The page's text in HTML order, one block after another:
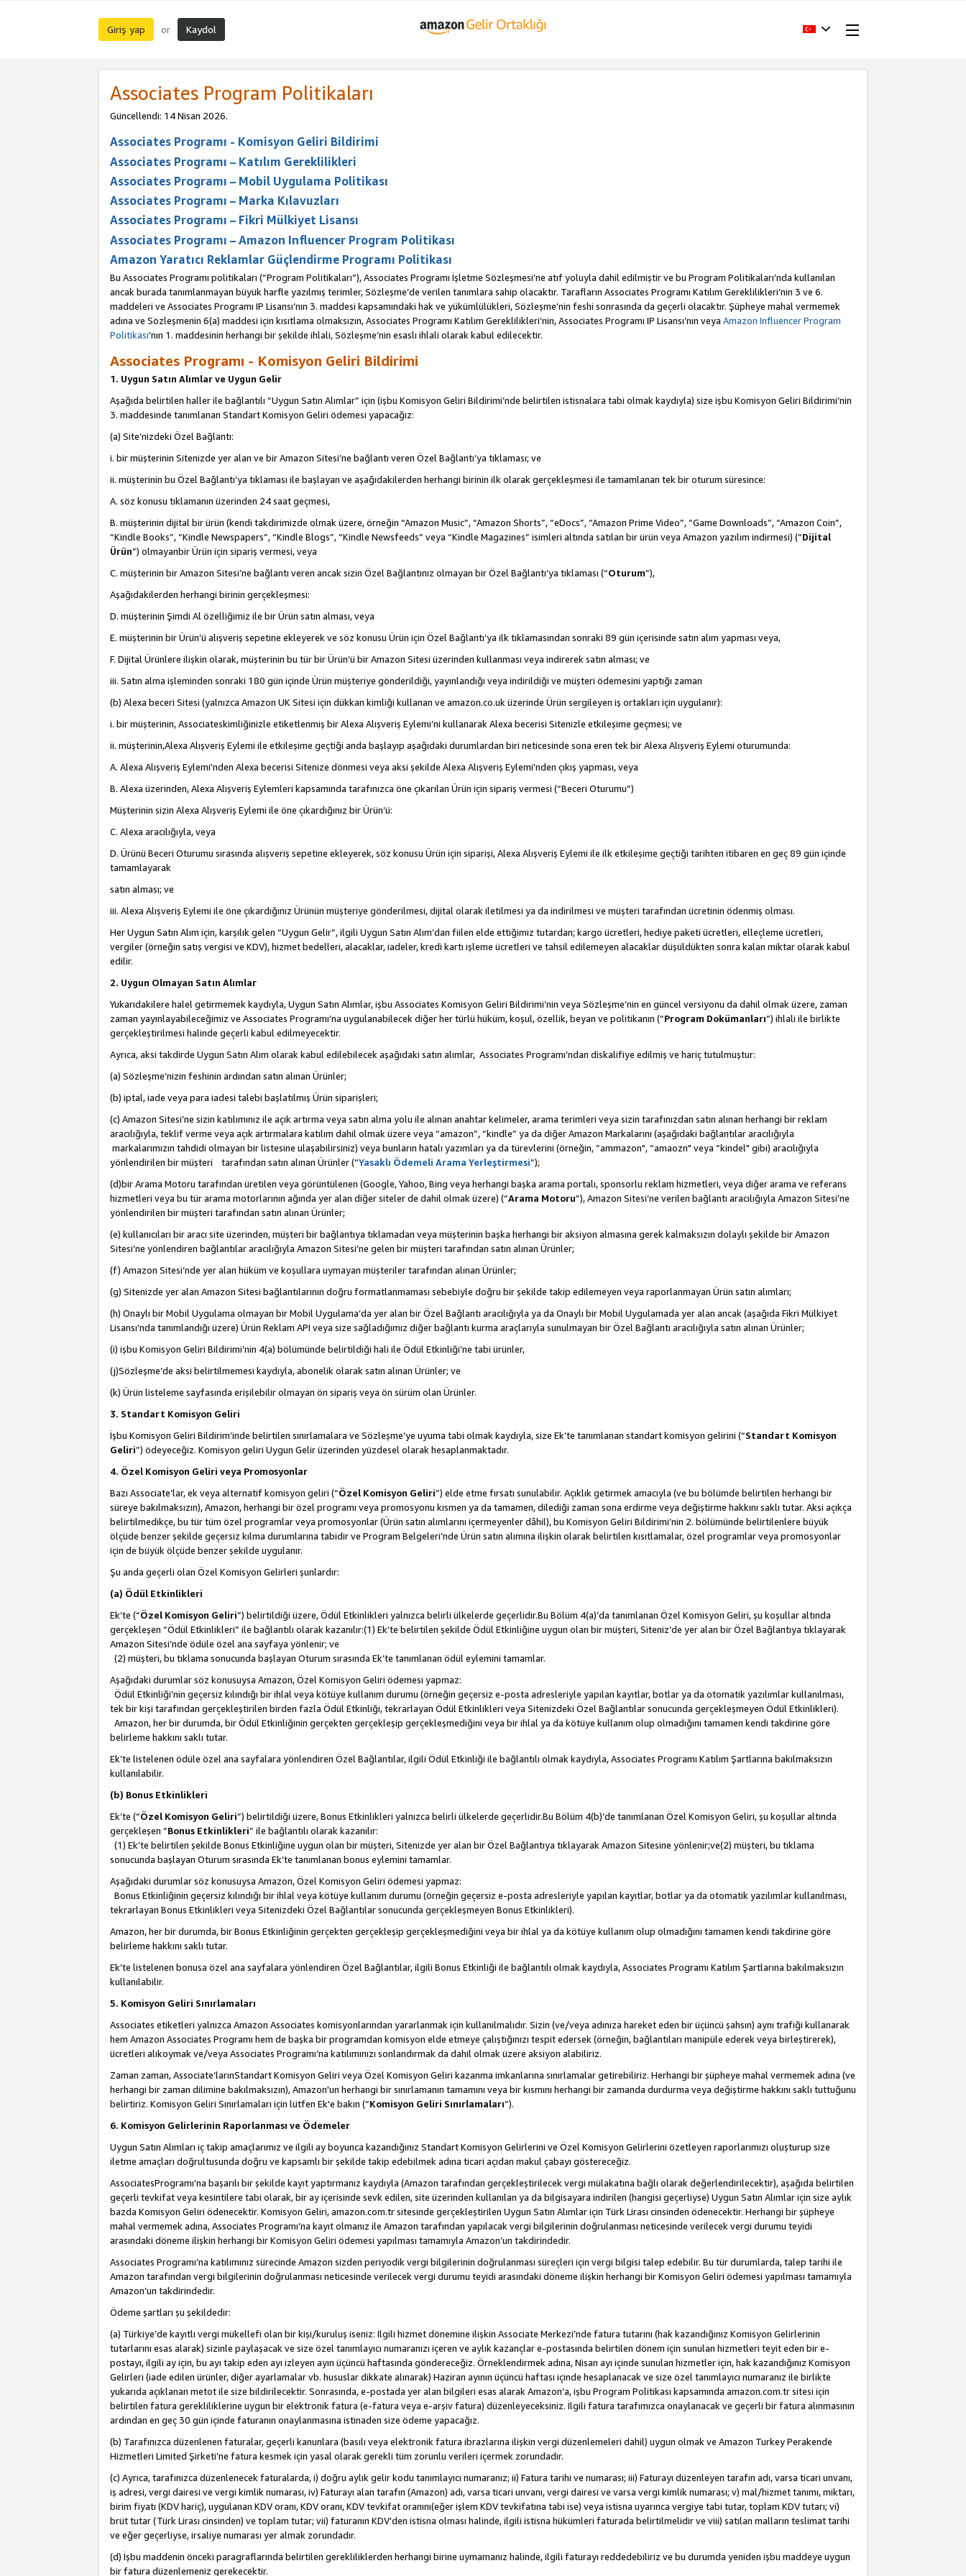
Giriş yap or Kaydol
Associates Program Politikaları
Güncellendi: 14 Nisan 2026.
Associates Programı - Komisyon Geliri Bildirimi
Associates Programı – Katılım Gereklilikleri
Associates Programı – Mobil Uygulama Politikası
Associates Programı – Marka Kılavuzları
Associates Programı – Fikri Mülkiyet Lisansı
Associates Programı – Amazon Influencer Program Politikası
Amazon Yaratıcı Reklamlar Güçlendirme Programı Politikası
Bu Associates Programı politikaları (“Program Politikaları”), Associates Programı İşletme Sözleşmesi’ne atıf yoluyla dahil edilmiştir ve bu Program Politikaları’nda kullanılan
ancak burada tanımlanmayan büyük harfle yazılmış terimler, Sözleşme’de verilen tanımlara sahip olacaktır. Tarafların Associates Programı Katılım Gereklilikleri’nin 3 ve 6.
maddeleri ve Associates Programı IP Lisansı’nın 3. maddesi kapsamındaki hak ve yükümlülükleri, Sözleşme’nin feshi sonrasında da geçerli olacaktır. Şüpheye mahal vermemek
adına ve Sözleşmenin 6(a) maddesi için kısıtlama olmaksızın, Associates Programı Katılım Gereklilikleri’nin, Associates Programı IP Lisansı’nın veya Amazon Influencer Program
Politikası’nın 1. maddesinin herhangi bir şekilde ihlali, Sözleşme’nin esaslı ihlali olarak kabul edilecektir.
Associates Programı - Komisyon Geliri Bildirimi
1. Uygun Satın Alımlar ve Uygun Gelir
Aşağıda belirtilen haller ile bağlantılı “Uygun Satın Alımlar” için (işbu Komisyon Geliri Bildirimi’nde belirtilen istisnalara tabi olmak kaydıyla) size işbu Komisyon Geliri Bildirimi’nin
3. maddesinde tanımlanan Standart Komisyon Geliri ödemesi yapacağız:
(a) Site’nizdeki Özel Bağlantı:
i. bir müşterinin Sitenizde yer alan ve bir Amazon Sitesi’ne bağlantı veren Özel Bağlantı’ya tıklaması; ve
ii. müşterinin bu Özel Bağlantı’ya tıklaması ile başlayan ve aşağıdakilerden herhangi birinin ilk olarak gerçekleşmesi ile tamamlanan tek bir oturum süresince:
A. söz konusu tıklamanın üzerinden 24 saat geçmesi,
B. müşterinin dijital bir ürün (kendi takdirimizde olmak üzere, örneğin “Amazon Music”, “Amazon Shorts”, “eDocs”, “Amazon Prime Video”, “Game Downloads”, “Amazon Coin”,
“Kindle Books”, “Kindle Newspapers”, “Kindle Blogs”, “Kindle Newsfeeds” veya “Kindle Magazines” isimleri altında satılan bir ürün veya Amazon yazılım indirmesi) (“Dijital
Ürün”) olmayanbir Ürün için sipariş vermesi, veya
C. müşterinin bir Amazon Sitesi’ne bağlantı veren ancak sizin Özel Bağlantınız olmayan bir Özel Bağlantı’ya tıklaması (“Oturum”),
Aşağıdakilerden herhangi birinin gerçekleşmesi:
D. müşterinin Şimdi Al özelliğimiz ile bir Ürün satın alması, veya
E. müşterinin bir Ürün’ü alışveriş sepetine ekleyerek ve söz konusu Ürün için Özel Bağlantı’ya ilk tıklamasından sonraki 89 gün içerisinde satın alım yapması veya,
F. Dijital Ürünlere ilişkin olarak, müşterinin bu tür bir Ürün’ü bir Amazon Sitesi üzerinden kullanması veya indirerek satın alması; ve
iii. Satın alma işleminden sonraki 180 gün içinde Ürün müşteriye gönderildiği, yayınlandığı veya indirildiği ve müşteri ödemesini yaptığı zaman
(b) Alexa beceri Sitesi (yalnızca Amazon UK Sitesi için dükkan kimliği kullanan ve amazon.co.uk üzerinde Ürün sergileyen iş ortakları için uygulanır):
i. bir müşterinin, Associateskimliğinizle etiketlenmiş bir Alexa Alışveriş Eylemi’ni kullanarak Alexa becerisi Sitenizle etkileşime geçmesi; ve
ii. müşterinin,Alexa Alışveriş Eylemi ile etkileşime geçtiği anda başlayıp aşağıdaki durumlardan biri neticesinde sona eren tek bir Alexa Alışveriş Eylemi oturumunda:
A. Alexa Alışveriş Eylemi'nden Alexa becerisi Sitenize dönmesi veya aksi şekilde Alexa Alışveriş Eylemi'nden çıkış yapması, veya
B. Alexa üzerinden, Alexa Alışveriş Eylemleri kapsamında tarafınızca öne çıkarılan Ürün için sipariş vermesi (“Beceri Oturumu”)
Müşterinin sizin Alexa Alışveriş Eylemi ile öne çıkardığınız bir Ürün’ü:
C. Alexa aracılığıyla, veya
D. Ürünü Beceri Oturumu sırasında alışveriş sepetine ekleyerek, söz konusu Ürün için siparişi, Alexa Alışveriş Eylemi ile ilk etkileşime geçtiği tarihten itibaren en geç 89 gün içinde
tamamlayarak
satın alması; ve
iii. Alexa Alışveriş Eylemi ile öne çıkardığınız Ürünün müşteriye gönderilmesi, dijital olarak iletilmesi ya da indirilmesi ve müşteri tarafından ücretinin ödenmiş olması.
Her Uygun Satın Alım için, karşılık gelen “Uygun Gelir”, ilgili Uygun Satın Alım’dan fiilen elde ettiğimiz tutardan; kargo ücretleri, hediye paketi ücretleri, elleçleme ücretleri,
vergiler (örneğin satış vergisi ve KDV), hizmet bedelleri, alacaklar, iadeler, kredi kartı işleme ücretleri ve tahsil edilemeyen alacaklar düşüldükten sonra kalan miktar olarak kabul
edilir.
2. Uygun Olmayan Satın Alımlar
Yukarıdakilere halel getirmemek kaydıyla, Uygun Satın Alımlar, işbu Associates Komisyon Geliri Bildirimi’nin veya Sözleşme’nin en güncel versiyonu da dahil olmak üzere, zaman
zaman yayınlayabileceğimiz ve Associates Programı’na uygulanabilecek diğer her türlü hüküm, koşul, özellik, beyan ve politikanın (“Program Dokümanları”) ihlali ile birlikte
gerçekleştirilmesi halinde geçerli kabul edilmeyecektir.
Ayrıca, aksi takdirde Uygun Satın Alım olarak kabul edilebilecek aşağıdaki satın alımlar, Associates Programı’ndan diskalifiye edilmiş ve hariç tutulmuştur:
(a) Sözleşme’nizin feshinin ardından satın alınan Ürünler;
(b) iptal, iade veya para iadesi talebi başlatılmış Ürün siparişleri;
(c) Amazon Sitesi’ne sizin katılımınız ile açık artırma veya satın alma yolu ile alınan anahtar kelimeler, arama terimleri veya sizin tarafınızdan satın alınan herhangi bir reklam
aracılığıyla, teklif verme veya açık artırmalara katılım dahil olmak üzere veya “amazon”, “kindle” ya da diğer Amazon Markalarını (aşağıdaki bağlantılar aracılığıyla
markalarımızın tahdidi olmayan bir listesine ulaşabilirsiniz) veya bunların hatalı yazımları ya da türevlerini (örneğin, “ammazon", “amaozn" veya “kindel" gibi) aracılığıyla
yönlendirilen bir müşteri tarafından satın alınan Ürünler (“Yasaklı Ödemeli Arama Yerleştirmesi”);
(d)bir Arama Motoru tarafından üretilen veya görüntülenen (Google, Yahoo, Bing veya herhangi başka arama portalı, sponsorlu reklam hizmetleri, veya diğer arama ve referans
hizmetleri veya bu tür arama motorlarının ağında yer alan diğer siteler de dahil olmak üzere) (“Arama Motoru”), Amazon Sitesi’ne verilen bağlantı aracılığıyla Amazon Sitesi’ne
yönlendirilen bir müşteri tarafından satın alınan Ürünler;
(e) kullanıcıları bir aracı site üzerinden, müşteri bir bağlantıya tıklamadan veya müşterinin başka herhangi bir aksiyon almasına gerek kalmaksızın dolaylı şekilde bir Amazon
Sitesi’ne yönlendiren bağlantılar aracılığıyla Amazon Sitesi’ne gelen bir müşteri tarafından satın alınan Ürünler;
(f) Amazon Sitesi’nde yer alan hüküm ve koşullara uymayan müşteriler tarafından alınan Ürünler;
(g) Sitenizde yer alan Amazon Sitesi bağlantılarının doğru formatlanmaması sebebiyle doğru bir şekilde takip edilemeyen veya raporlanmayan Ürün satın alımları;
(h) Onaylı bir Mobil Uygulama olmayan bir Mobil Uygulama’da yer alan bir Özel Bağlantı aracılığıyla ya da Onaylı bir Mobil Uygulamada yer alan ancak (aşağıda Fikri Mülkiyet
Lisansı’nda tanımlandığı üzere) Ürün Reklam API veya size sağladığımız diğer bağlantı kurma araçlarıyla sunulmayan bir Özel Bağlantı aracılığıyla satın alınan Ürünler;
(i) işbu Komisyon Geliri Bildirimi’nin 4(a) bölümünde belirtildiği hali ile Ödül Etkinliği’ne tabi ürünler,
(j)Sözleşme’de aksi belirtilmemesi kaydıyla, abonelik olarak satın alınan Ürünler; ve
(k) Ürün listeleme sayfasında erişilebilir olmayan ön sipariş veya ön sürüm olan Ürünler.
3. Standart Komisyon Geliri
İşbu Komisyon Geliri Bildirim’inde belirtilen sınırlamalara ve Sözleşme’ye uyuma tabi olmak kaydıyla, size Ek’te tanımlanan standart komisyon gelirini (“Standart Komisyon
Geliri”) ödeyeceğiz. Komisyon geliri Uygun Gelir üzerinden yüzdesel olarak hesaplanmaktadır.
4. Özel Komisyon Geliri veya Promosyonlar
Bazı Associate’lar, ek veya alternatif komisyon geliri (“Özel Komisyon Geliri”) elde etme fırsatı sunulabilir. Açıklık getirmek amacıyla (ve bu bölümde belirtilen herhangi bir
süreye bakılmaksızın), Amazon, herhangi bir özel programı veya promosyonu kısmen ya da tamamen, dilediği zaman sona erdirme veya değiştirme hakkını saklı tutar. Aksi açıkça
belirtilmedikçe, bu tür tüm özel programlar veya promosyonlar (Ürün satın alımlarını içermeyenler dâhil), bu Komisyon Geliri Bildirimi’nin 2. bölümünde belirtilenlere büyük
ölçüde benzer şekilde geçersiz kılma durumlarına tabidir ve Program Belgeleri’nde Ürün satın alımına ilişkin olarak belirtilen kısıtlamalar, özel programlar veya promosyonlar
için de büyük ölçüde benzer şekilde uygulanır.
Şu anda geçerli olan Özel Komisyon Gelirleri şunlardır:
(a) Ödül Etkinlikleri
Ek’te (“Özel Komisyon Geliri”) belirtildiği üzere, Ödül Etkinlikleri yalnızca belirli ülkelerde geçerlidir.Bu Bölüm 4(a)’da tanımlanan Özel Komisyon Geliri, şu koşullar altında
gerçekleşen “Ödül Etkinlikleri” ile bağlantılı olarak kazanılır:(1) Ek’te belirtilen şekilde Ödül Etkinliğine uygun olan bir müşteri, Siteniz’de yer alan bir Özel Bağlantıya tıklayarak
Amazon Sitesi’nde ödüle özel ana sayfaya yönlenir; ve
(2) müşteri, bu tıklama sonucunda başlayan Oturum sırasında Ek’te tanımlanan ödül eylemini tamamlar.
Aşağıdaki durumlar söz konusuysa Amazon, Özel Komisyon Geliri ödemesi yapmaz:
Ödül Etkinliği’nin geçersiz kılındığı bir ihlal veya kötüye kullanım durumu (örneğin geçersiz e-posta adresleriyle yapılan kayıtlar, botlar ya da otomatik yazılımlar kullanılması,
tek bir kişi tarafından gerçekleştirilen birden fazla Ödül Etkinliği, tekrarlayan Ödül Etkinlikleri veya Sitenizdeki Özel Bağlantılar sonucunda gerçekleşmeyen Ödül Etkinlikleri).
Amazon, her bir durumda, bir Ödül Etkinliğinin gerçekten gerçekleşip gerçekleşmediğini veya bir ihlal ya da kötüye kullanım olup olmadığını tamamen kendi takdirine göre
belirleme hakkını saklı tutar.
Ek’te listelenen ödüle özel ana sayfalara yönlendiren Özel Bağlantılar, ilgili Ödül Etkinliği ile bağlantılı olmak kaydıyla, Associates Programı Katılım Şartlarına bakılmaksızın
kullanılabilir.
(b) Bonus Etkinlikleri
Ek’te (“Özel Komisyon Geliri”) belirtildiği üzere, Bonus Etkinlikleri yalnızca belirli ülkelerde geçerlidir.Bu Bölüm 4(b)’de tanımlanan Özel Komisyon Geliri, şu koşullar altında
gerçekleşen “Bonus Etkinlikleri” ile bağlantılı olarak kazanılır:
(1) Ek’te belirtilen şekilde Bonus Etkinliğine uygun olan bir müşteri, Sitenizde yer alan bir Özel Bağlantıya tıklayarak Amazon Sitesine yönlenir;ve(2) müşteri, bu tıklama
sonucunda başlayan Oturum sırasında Ek’te tanımlanan bonus eylemini tamamlar.
Aşağıdaki durumlar söz konusuysa Amazon, Özel Komisyon Geliri ödemesi yapmaz:
Bonus Etkinliğinin geçersiz kılındığı bir ihlal veya kötüye kullanım durumu (örneğin geçersiz e-posta adresleriyle yapılan kayıtlar, botlar ya da otomatik yazılımlar kullanılması,
tekrarlayan Bonus Etkinlikleri veya Sitenizdeki Özel Bağlantılar sonucunda gerçekleşmeyen Bonus Etkinlikleri).
Amazon, her bir durumda, bir Bonus Etkinliğinin gerçekten gerçekleşip gerçekleşmediğini veya bir ihlal ya da kötüye kullanım olup olmadığını tamamen kendi takdirine göre
belirleme hakkını saklı tutar.
Ek’te listelenen bonusa özel ana sayfalara yönlendiren Özel Bağlantılar, ilgili Bonus Etkinliği ile bağlantılı olmak kaydıyla, Associates Programı Katılım Şartlarına bakılmaksızın
kullanılabilir.
5. Komisyon Geliri Sınırlamaları
Associates etiketleri yalnızca Amazon Associates komisyonlarından yararlanmak için kullanılmalıdır. Sizin (ve/veya adınıza hareket eden bir üçüncü şahsın) aynı trafiği kullanarak
hem Amazon Associates Programı hem de başka bir programdan komisyon elde etmeye çalıştığınızı tespit edersek (örneğin, bağlantıları manipüle ederek veya birleştirerek),
ücretleri alıkoymak ve/veya Associates Programı’na katılımınızı sonlandırmak da dahil olmak üzere aksiyon alabiliriz.
Zaman zaman, Associate’larınStandart Komisyon Geliri veya Özel Komisyon Geliri kazanma imkanlarına sınırlamalar getirebiliriz. Herhangi bir şüpheye mahal vermemek adına (ve
herhangi bir zaman dilimine bakılmaksızın), Amazon'un herhangi bir sınırlamanın tamamını veya bir kısmını herhangi bir zamanda durdurma veya değiştirme hakkını saklı tuttuğunu
belirtiriz. Komisyon Geliri Sınırlamaları için lütfen Ek'e bakın (“Komisyon Geliri Sınırlamaları”).
6. Komisyon Gelirlerinin Raporlanması ve Ödemeler
Uygun Satın Alımları iç takip amaçlarımız ve ilgili ay boyunca kazandığınız Standart Komisyon Gelirlerini ve Özel Komisyon Gelirlerini özetleyen raporlarımızı oluşturup size
iletme amaçları doğrultusunda doğru ve kapsamlı bir şekilde takip edebilmek adına ticari açıdan makul çabayı göstereceğiz.
AssociatesProgramı’na başarılı bir şekilde kayıt yaptırmanız kaydıyla (Amazon tarafından gerçekleştirilecek vergi mülakatına bağlı olarak değerlendirilecektir), aşağıda belirtilen
geçerli tevkifat veya kesintilere tabi olarak, bir ay içerisinde sevk edilen, site üzerinden kullanılan ya da bilgisayara indirilen (hangisi geçerliyse) Uygun Satın Alımlar için size aylık
bazda Komisyon Geliri ödenecektir. Komisyon Geliri, amazon.com.tr sitesinde gerçekleştirilen Uygun Satın Alımlar için Türk Lirası cinsinden ödenecektir. Herhangi bir şüpheye
mahal vermemek adına, Associates Programı’na kayıt olmanız ile Amazon tarafından yapılacak vergi bilgilerinin doğrulanması neticesinde verilecek vergi durumu teyidi
arasındaki döneme ilişkin herhangi bir Komisyon Geliri ödemesi yapılması tamamıyla Amazon’un takdirindedir.
Associates Programı’na katılımınız sürecinde Amazon sizden periyodik vergi bilgilerinin doğrulanması süreçleri için vergi bilgisi talep edebilir. Bu tür durumlarda, talep tarihi ile
Amazon tarafından vergi bilgilerinin doğrulanması neticesinde verilecek vergi durumu teyidi arasındaki döneme ilişkin herhangi bir Komisyon Geliri ödemesi yapılması tamamıyla
Amazon’un takdirindedir.
Ödeme şartları şu şekildedir:
(a) Türkiye’de kayıtlı vergi mükellefi olan bir kişi/kuruluş iseniz: İlgili hizmet dönemine ilişkin Associate Merkezi’nde fatura tutarını (hak kazandığınız Komisyon Gelirlerinin
tutarlarını esas alarak) sizinle paylaşacak ve size özel tanımlayıcı numaranızı içeren ve aylık kazançlar e-postasında belirtilen dönem için sunulan hizmetleri teyit eden bir e-
postayı, ilgili ay için, bu ayı takip eden ayı izleyen ayın üçüncü haftasında göndereceğiz. Örneklendirmek adına, Nisan ayı içinde sunulan hizmetler için, hak kazandığınız Komisyon
Gelirleri (iade edilen ürünler, diğer ayarlamalar vb. hususlar dikkate alınarak) Haziran ayının üçüncü haftası içinde hesaplanacak ve size özel tanımlayıcı numaranız ile birlikte
yukarıda açıklanan metot ile size bildirilecektir. Sonrasında, e-postada yer alan bilgileri esas alarak Amazon’a, işbu Program Politikası kapsamında amazon.com.tr sitesi için
belirtilen fatura gerekliliklerine uygun bir elektronik fatura (e-fatura veya e-arşiv fatura) düzenleyeceksiniz. İlgili fatura tarafımızca onaylanacak ve geçerli bir fatura alınmasının
ardından en geç 30 gün içinde faturanın onaylanmasına istinaden size ödeme yapacağız.
(b) Tarafınızca düzenlenen faturalar, geçerli kanunlara (basılı veya elektronik fatura ibrazlarına ilişkin vergi düzenlemeleri dahil) uygun olmak ve Amazon Turkey Perakende
Hizmetleri Limited Şirketi’ne fatura kesmek için yasal olarak gerekli tüm zorunlu verileri içermek zorundadır.
(c) Ayrıca, tarafınızca düzenlenecek faturalarda, i) doğru aylık gelir kodu tanımlayıcı numaranız; ii) Fatura tarihi ve numarası; iii) Faturayı düzenleyen tarafın adı, varsa ticari unvanı,
iş adresi, vergi dairesi ve vergi kimlik numarası, iv) Faturayı alan tarafın (Amazon) adı, varsa ticari unvanı, vergi dairesi ve varsa vergi kimlik numarası; v) mal/hizmet tanımı, miktarı,
birim fiyatı (KDV hariç), uygulanan KDV oranı, KDV oranı, KDV tevkifat oranını(eğer işlem KDV tevkifatına tabi ise) veya istisna uyarınca vergiye tabi tutar, toplam KDV tutarı; vi)
brüt tutar (Türk Lirası cinsinden) ve toplam tutar; vii) faturanın KDV’den istisna olması halinde, ilgili istisna hükümleri faturada belirtilmelidir ve viii) satılan malların teslimat tarihi
ve eğer geçerliyse, irsaliye numarası yer almak zorundadır.
(d) İşbu maddenin önceki paragraflarında belirtilen gerekliliklerden herhangi birine uymamanız halinde, ilgili faturayı reddedebiliriz ve bu durumda yeniden işbu maddeye uygun
bir fatura düzenlemeniz gerekecektir.